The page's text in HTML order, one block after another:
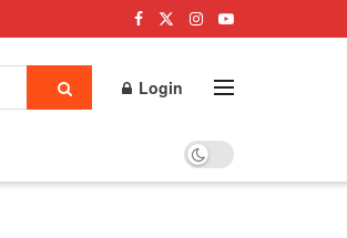
Login